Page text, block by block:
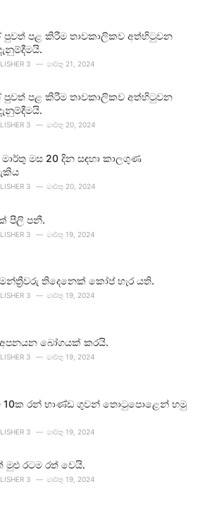
පුවත් පළ කිරීම තාවකාලිකව අත්හිටුවන
3 මාර්තු 21, 2024
පුවත් පළ කිරීම තාවකාලිකව අත්හිටුවන
3 මාර්තු 20, 2024
මාර්තු මස 20 දින සඳහා කාලගුණ
3 මාර්තු 20, 2024
පීලි පනී.
3 මාර්තු 19, 2024
තිදෙනෙක් කෝප් හැර යති.
3 මාර්තු 19, 2024
බෝගයක් කරයි.
3 මාර්තු 19, 2024
රන් භාණ්ඩ ගුවන් තොටුපොළෙන් හමු
3 මාර්තු 19, 2024
මුළු රටම රත් වෙයි.
3 මාර්තු 19, 2024